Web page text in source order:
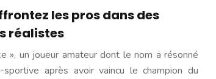
les pros dans des
réalistes
», un joueur amateur dont le nom a résonné
après avoir vaincu le champion du